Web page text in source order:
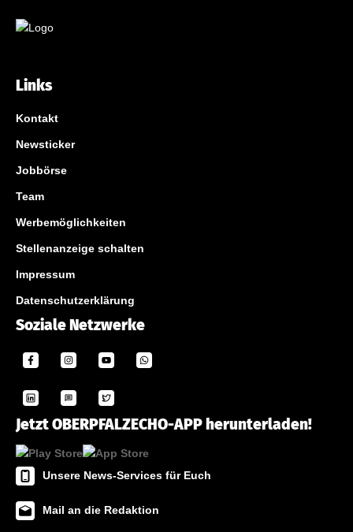
Links
Kontakt
Newsticker
Jobbörse
Team
Werbemöglichkeiten
Stellenanzeige schalten
Impressum
Datenschutzerklärung
Soziale Netzwerke
Jetzt OBERPFALZECHO-APP herunterladen!
Unsere News-Services für Euch
Mail an die Redaktion